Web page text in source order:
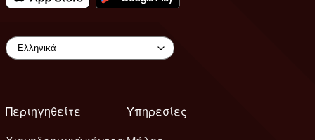
Περιηγηθείτε
Υπηρεσίες